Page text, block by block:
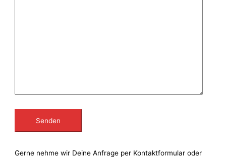
Gerne nehme wir Deine Anfrage per Kontaktformular oder